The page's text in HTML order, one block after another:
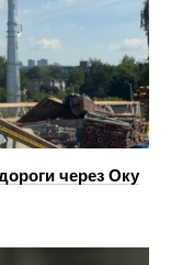
через Оку